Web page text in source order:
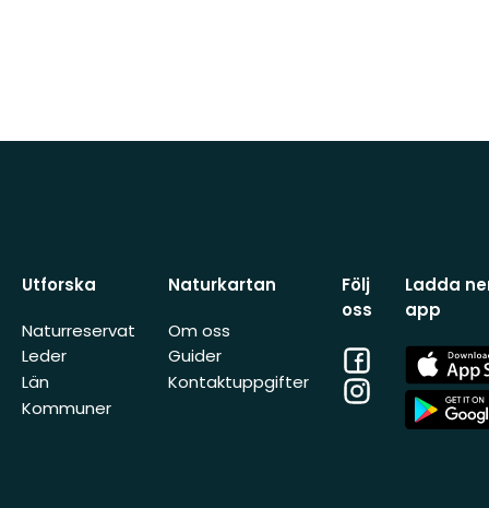
Utforska
Naturreservat
Leder
Län
Kommuner
Naturkartan
Om oss
Guider
Kontaktuppgifter
Följ
oss
Facebook
Instagram
Ladda
app
App
Store
App
Store